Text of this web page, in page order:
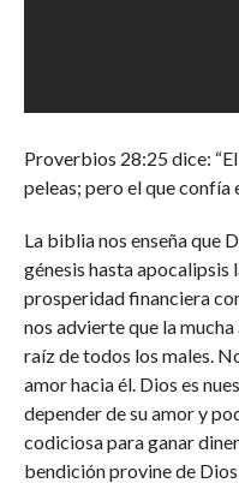
Proverbios 28:25 dice:
peleas; pero el que confía
La biblia nos enseña que
génesis hasta apocalipsis
prosperidad financiera
nos advierte que la
raíz de todos los males.
amor hacia él. Dios es
depender de su amor y
codiciosa para ganar
bendición provine de